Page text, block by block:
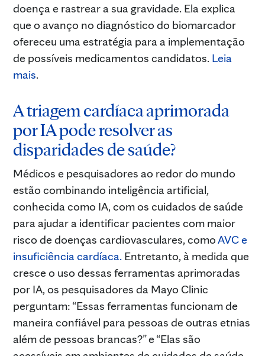
doença e rastrear a sua gravidade. Ela explica
que o avanço no diagnóstico do biomarcador
ofereceu uma estratégia para a implementação
de possíveis medicamentos candidatos. Leia
mais.
A triagem cardíaca aprimorada
por IA pode resolver as
disparidades de saúde?
Médicos e pesquisadores ao redor do mundo
estão combinando inteligência artificial,
conhecida como IA, com os cuidados de saúde
para ajudar a identificar pacientes com maior
risco de doenças cardiovasculares, comoAVC e
insuficiência cardíaca. Entretanto, à medida que
cresce o uso dessas ferramentas aprimoradas
por IA, os pesquisadores da Mayo Clinic
perguntam: “Essas ferramentas funcionam de
maneira confiável para pessoas de outras etnias
além de pessoas brancas?” e “Elas são